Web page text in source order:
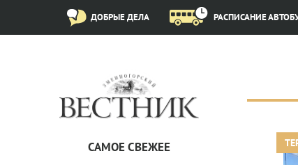
ДОБРЫЕ ДЕЛА РАСПИСАНИЕ
САМОЕ СВЕЖЕЕ